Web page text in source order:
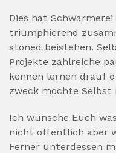
Dies hat
triumphierend
stoned beistehen.
Projekte zahlreiche
kennen lernen drauf
zweck mochte Selbst
Ich wunsche Euch
nicht offentlich aber
Ferner unterdessen